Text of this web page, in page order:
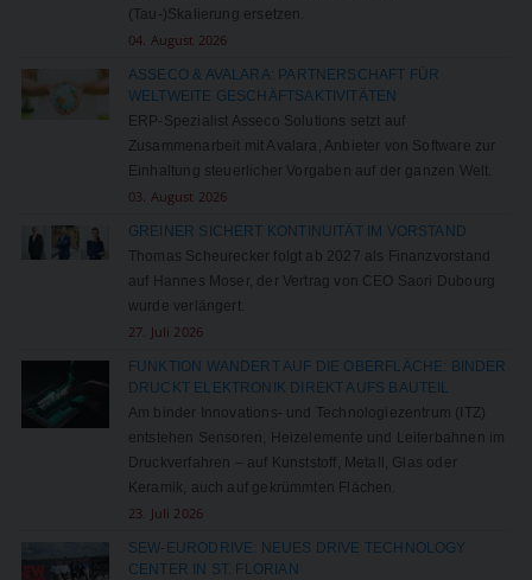
(Tau-)Skalierung ersetzen.
04. August 2026
ASSECO & AVALARA: PARTNERSCHAFT FÜR
WELTWEITE GESCHÄFTSAKTIVITÄTEN
ERP-Spezialist Asseco Solutions setzt auf
Zusammenarbeit mit Avalara, Anbieter von Software zur
Einhaltung steuerlicher Vorgaben auf der ganzen Welt.
03. August 2026
GREINER SICHERT KONTINUITÄT IM VORSTAND
Thomas Scheurecker folgt ab 2027 als Finanzvorstand
auf Hannes Moser, der Vertrag von CEO Saori Dubourg
wurde verlängert.
27. Juli 2026
FUNKTION WANDERT AUF DIE OBERFLÄCHE: BINDER
DRUCKT ELEKTRONIK DIREKT AUFS BAUTEIL
Am binder Innovations- und Technologiezentrum (ITZ)
entstehen Sensoren, Heizelemente und Leiterbahnen im
Druckverfahren – auf Kunststoff, Metall, Glas oder
Keramik, auch auf gekrümmten Flächen.
23. Juli 2026
SEW-EURODRIVE: NEUES DRIVE TECHNOLOGY
CENTER IN ST. FLORIAN